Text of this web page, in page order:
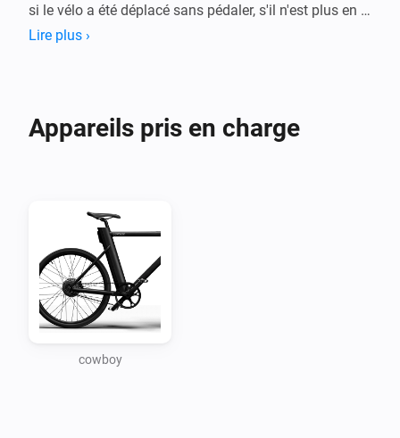
si le vélo a été déplacé sans pédaler, s'il n'est plus en
Lire plus ›
Appareils pris en charge
cowboy